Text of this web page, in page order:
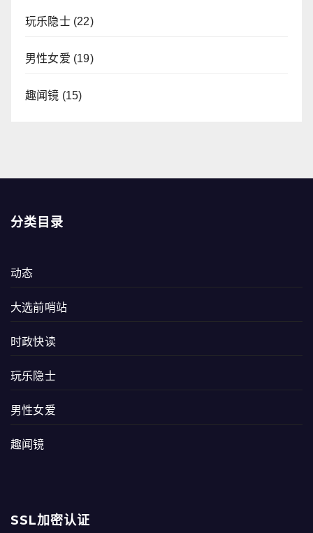
玩乐隐士(22)
男性女爱 (19)
趣闻镜 (15)
分类目录
动态
大选前哨站
时政快读
玩乐隐士
男性女爱
趣闻镜
SSL加密认证